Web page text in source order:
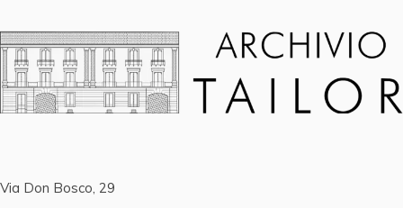
Via Don Bosco, 29